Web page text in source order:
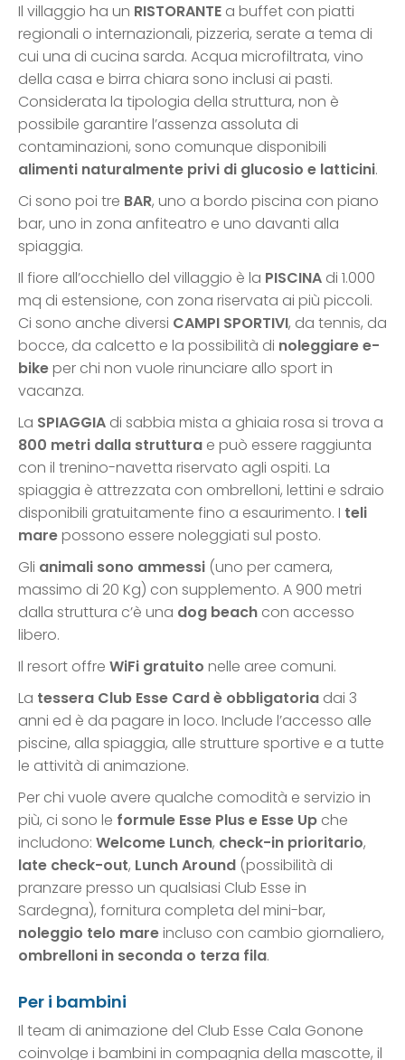
Il villaggio ha un RISTORANTE a buffet con piatti
regionali o internazionali, pizzeria, serate a tema di
cui una di cucina sarda. Acqua microfiltrata, vino
della casa e birra chiara sono inclusi ai pasti.
Considerata la tipologia della struttura, non è
possibile garantire l’assenza assoluta di
contaminazioni, sono comunque disponibili
alimenti naturalmente privi di glucosio e latticini.
Ci sono poi tre BAR, uno a bordo piscina con piano
bar, uno in zona anfiteatro e uno davanti alla
spiaggia.
Il fiore all’occhiello del villaggio è la PISCINA di 1.000
mq di estensione, con zona riservata ai più piccoli.
Ci sono anche diversi CAMPI SPORTIVI, da tennis, da
bocce, da calcetto e la possibilità di noleggiare e-
bikeper chi non vuole rinunciare allo sport in
vacanza.
La SPIAGGIA di sabbia mista a ghiaia rosa si trova a
800 metri dalla struttura e può essere raggiunta
con il trenino-navetta riservato agli ospiti. La
spiaggia è attrezzata con ombrelloni, lettini e sdraio
disponibili gratuitamente fino a esaurimento. I teli
marepossono essere noleggiati sul posto.
Gli animali sono ammessi (uno per camera,
massimo di 20 Kg) con supplemento. A 900 metri
dalla struttura c’è una dog beach con accesso
libero.
Il resort offre WiFi gratuito nelle aree comuni.
La tessera Club Esse Card è obbligatoria dai 3
anni ed è da pagare in loco. Include l’accesso alle
piscine, alla spiaggia, alle strutture sportive e a tutte
le attività di animazione.
Per chi vuole avere qualche comodità e servizio in
più, ci sono le formule Esse Plus e Esse Up che
includono: Welcome Lunch, check-in prioritario,
late check-out, Lunch Around (possibilità di
pranzare presso un qualsiasi Club Esse in
Sardegna), fornitura completa del mini-bar,
noleggio telo mareincluso con cambio giornaliero,
ombrelloni in seconda o terza fila.
Per i bambini
Il team di animazione del Club Esse Cala Gonone
coinvolge i bambini in compagnia della mascotte, il